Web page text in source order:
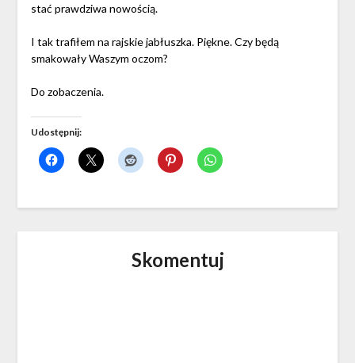
stać prawdziwa nowością.
I tak trafiłem na rajskie jabłuszka. Piękne. Czy będą
smakowały Waszym oczom?
Do zobaczenia.
Udostępnij:
Skomentuj